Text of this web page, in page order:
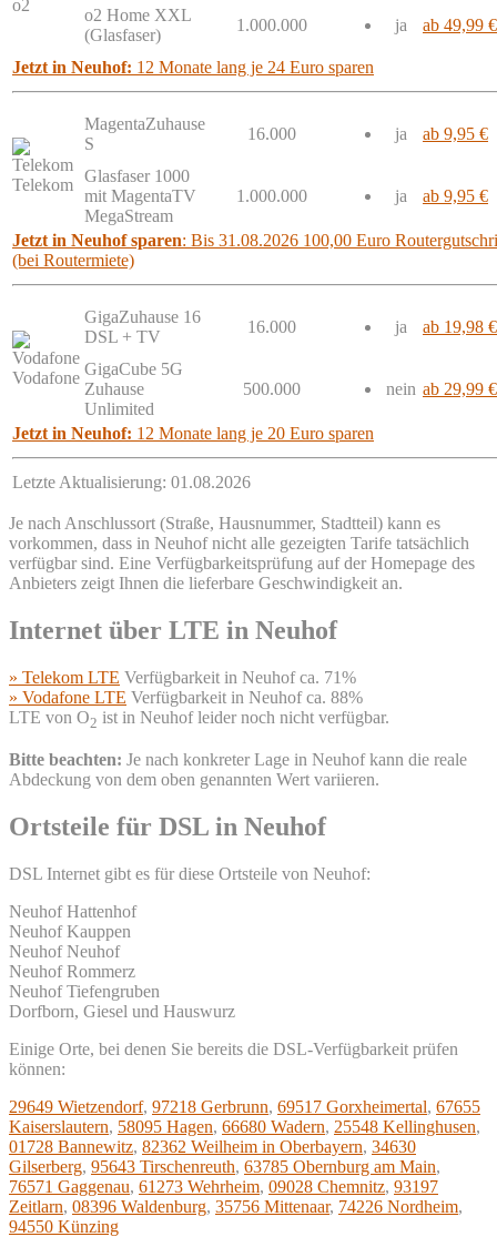
o2
o2 Home XXL
(Glasfaser)
1.000.000 ja ab 49,99 €
Jetzt in Neuhof: 12 Monate lang je 24 Euro sparen
Telekom
MagentaZuhause
S
16.000 ja ab 9,95 €
Glasfaser 1000
mit MagentaTV
MegaStream
1.000.000 ja ab 9,95 €
Jetzt in Neuhof sparen: Bis 31.08.2026 100,00 Euro
(bei Routermiete)
Vodafone
GigaZuhause 16
DSL + TV
16.000 ja ab 19,98 €
GigaCube 5G
Zuhause
Unlimited
500.000 nein ab 29,99 €
Jetzt in Neuhof: 12 Monate lang je 20 Euro sparen
Letzte Aktualisierung: 01.08.2026
Je nach Anschlussort (Straße, Hausnummer, Stadtteil) kann es
vorkommen, dass in Neuhof nicht alle gezeigten Tarife tatsächlich
verfügbar sind. Eine Verfügbarkeitsprüfung auf der Homepage des
Anbieters zeigt Ihnen die lieferbare Geschwindigkeit an.
Internet über LTE in Neuhof
» Telekom LTE Verfügbarkeit in Neuhof ca. 71%
» Vodafone LTE Verfügbarkeit in Neuhof ca. 88%
LTE von O2 ist in Neuhof leider noch nicht verfügbar.
Bitte beachten: Je nach konkreter Lage in Neuhof kann die reale
Abdeckung von dem oben genannten Wert variieren.
Ortsteile für DSL in Neuhof
DSL Internet gibt es für diese Ortsteile von Neuhof:
Neuhof Hattenhof
Neuhof Kauppen
Neuhof Neuhof
Neuhof Rommerz
Neuhof Tiefengruben
Dorfborn, Giesel und Hauswurz
Einige Orte, bei denen Sie bereits die DSL-Verfügbarkeit prüfen
können:
29649 Wietzendorf, 97218 Gerbrunn, 69517 Gorxheimertal, 67655
Kaiserslautern, 58095 Hagen, 66680 Wadern, 25548 Kellinghusen,
01728 Bannewitz, 82362 Weilheim in Oberbayern, 34630
Gilserberg, 95643 Tirschenreuth, 63785 Obernburg am Main,
76571 Gaggenau, 61273 Wehrheim, 09028 Chemnitz, 93197
Zeitlarn, 08396 Waldenburg, 35756 Mittenaar, 74226 Nordheim,
94550 Künzing